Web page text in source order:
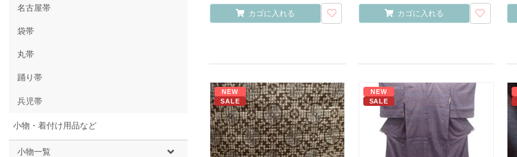
名古屋帯
袋帯
丸帯
踊り帯
兵児帯
小物・着付け用品など
小物一覧
カゴに入れる カゴに入れる
NEW
SALE
NEW
SALE